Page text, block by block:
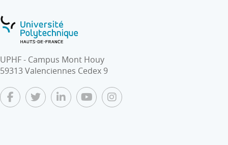
UPHF - Campus Mont Houy
59313 Valenciennes Cedex 9